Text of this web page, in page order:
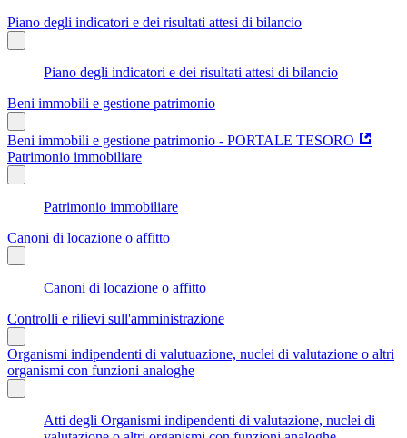
Piano degli indicatori e dei risultati attesi di bilancio
Piano degli indicatori e dei risultati attesi di bilancio
Beni immobili e gestione patrimonio
Beni immobili e gestione patrimonio - PORTALE TESORO
Patrimonio immobiliare
Patrimonio immobiliare
Canoni di locazione o affitto
Canoni di locazione o affitto
Controlli e rilievi sull'amministrazione
Organismi indipendenti di valutuazione, nuclei di valutazione o altri
organismi con funzioni analoghe
Atti degli Organismi indipendenti di valutazione, nuclei di